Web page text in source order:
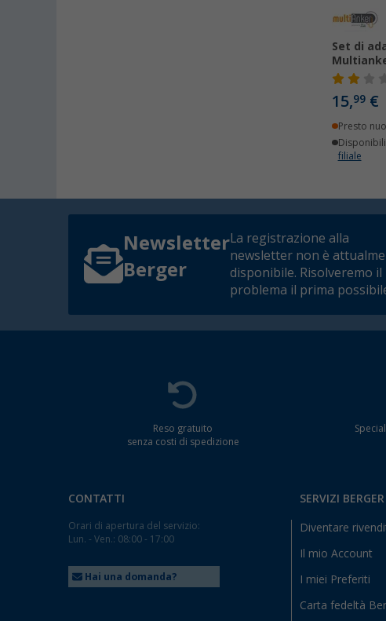
Set di
15,99 €
Presto
filiale
Newsletter
Berger
La registrazione alla
newsletter non è
disponibile. Risolveremo il
problema il prima
Reso gratuito
senza costi di spedizione
CONTATTI
Orari di apertura del servizio:
Lun. - Ven.: 08:00 - 17:00
Hai una domanda?
SERVIZI BERGER
Diventare
Il mio Account
I miei Preferiti
Carta fedeltà